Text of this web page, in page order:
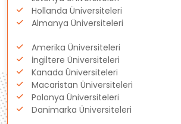
Letonya
Gürcistan
Estonya
İsveç
Hollanda Üniversiteleri
Almanya Üniversiteleri
Amerika Üniversiteleri
İngiltere Üniversiteleri
Kanada Üniversiteleri
Macaristan Üniversiteleri
Polonya Üniversiteleri
Danimarka Üniversiteleri